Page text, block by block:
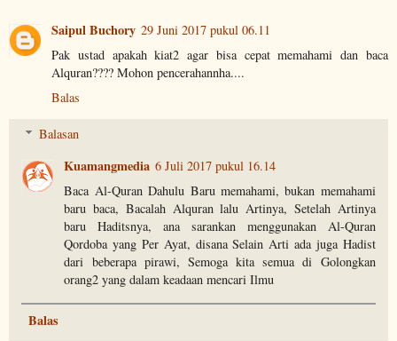
Saipul Buchory 29 Juni 2017 pukul 06.11
Pak ustad apakah kiat2 agar bisa cepat memahami dan baca
Alquran???? Mohon pencerahannha....
Balas
Balasan
Kuamangmedia 6 Juli 2017 pukul 16.14
Baca Al-Quran Dahulu Baru memahami, bukan memahami
baru baca, Bacalah Alquran lalu Artinya, Setelah Artinya
baru Haditsnya, ana sarankan menggunakan Al-Quran
Qordoba yang Per Ayat, disana Selain Arti ada juga Hadist
dari beberapa pirawi, Semoga kita semua di Golongkan
orang2 yang dalam keadaan mencari Ilmu
Balas